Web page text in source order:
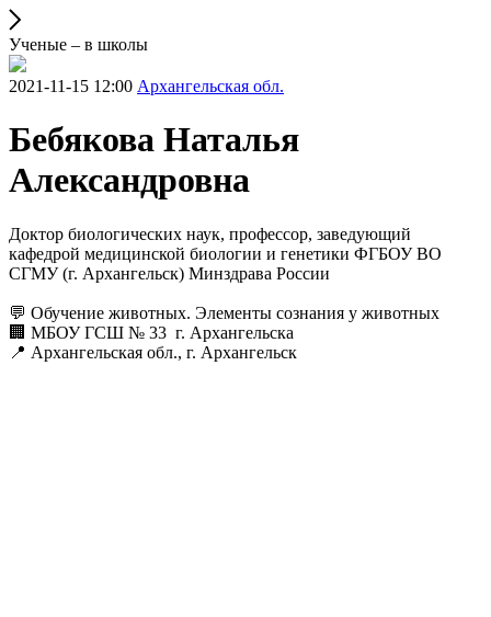
Ученые – в школы
2021-11-15 12:00 Архангельская обл.
Бебякова Наталья
Александровна
Доктор биологических наук, профессор, заведующий
кафедрой медицинской биологии и генетики ФГБОУ ВО
СГМУ (г. Архангельск) Минздрава России
💬 Обучение животных. Элементы сознания у животных
🏢 МБОУ ГСШ № 33 г. Архангельска
📍 Архангельская обл., г. Архангельск